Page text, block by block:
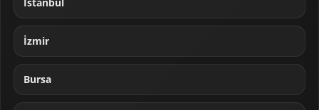
İstanbul
İzmir
Bursa